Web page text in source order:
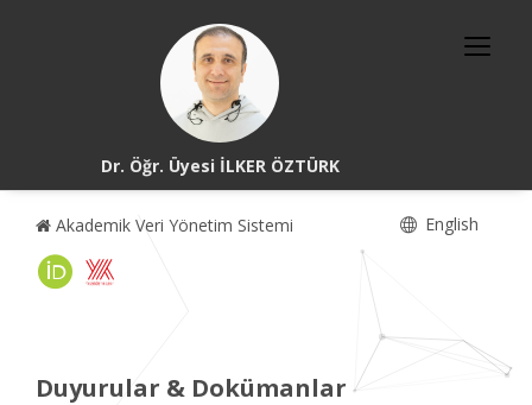
Dr. Öğr. Üyesi İLKER ÖZTÜRK
Akademik Veri Yönetim Sistemi English
Duyurular & Dokümanlar